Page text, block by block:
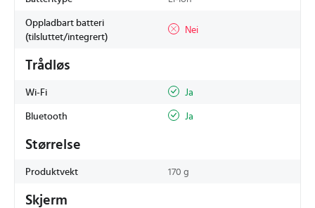
Oppladbart batteri
(tilsluttet/integrert)
Nei
Trådløs
Wi-Fi Ja
Bluetooth Ja
Størrelse
Produktvekt 170 g
Skjerm